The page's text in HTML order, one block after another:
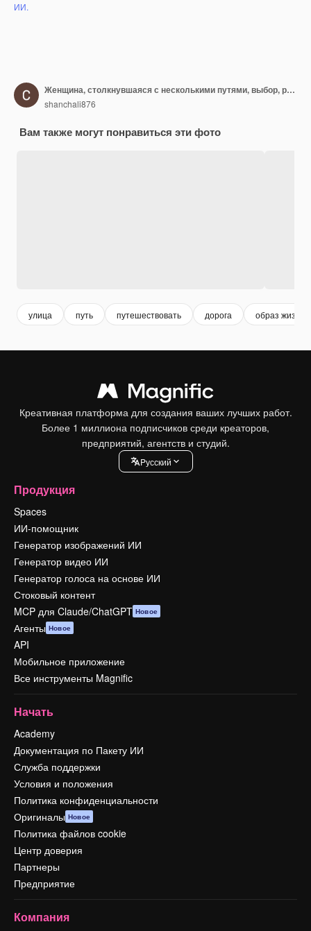
ИИ.
Женщина, столкнувшаяся с несколькими путями, выбор, решение, направление, будущее, дорога, стрелки, перекресток.
shanchali876
Вам также могут понравиться эти фото
улица путь путешествовать дорога образ жизни
Креативная платформа для создания ваших лучших работ.
Более 1 миллиона подписчиков среди креаторов,
предприятий, агентств и студий.
Pусский
Продукция
Spaces
ИИ-помощник
Генератор изображений ИИ
Генератор видео ИИ
Генератор голоса на основе ИИ
Стоковый контент
MCP для Claude/ChatGPT Новое
Агенты Новое
API
Мобильное приложение
Все инструменты Magnific
Начать
Academy
Документация по Пакету ИИ
Служба поддержки
Условия и положения
Политика конфиденциальности
Оригиналы Новое
Политика файлов cookie
Центр доверия
Партнеры
Предприятие
Компания